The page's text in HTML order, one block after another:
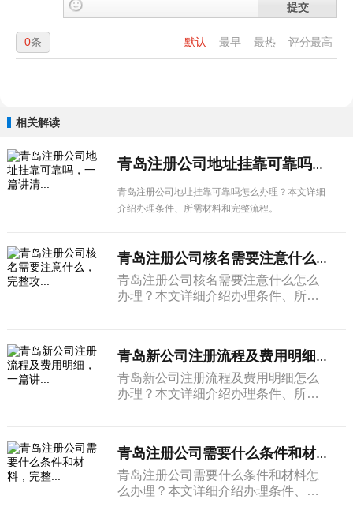
提交
默认 最早 最热 评分最高
0条
相关解读
青岛注册公司地址挂靠可靠吗，一篇讲清...
青岛注册公司地址挂靠可靠吗怎么办理？本文详细
介绍办理条件、所需材料和完整流程。
青岛注册公司核名需要注意什么，完整攻...
青岛注册公司核名需要注意什么怎么
办理？本文详细介绍办理条件、所需
青岛新公司注册流程及费用明细，一篇讲...
青岛新公司注册流程及费用明细怎么
办理？本文详细介绍办理条件、所需
青岛注册公司需要什么条件和材料，完整...
青岛注册公司需要什么条件和材料怎
么办理？本文详细介绍办理条件、所